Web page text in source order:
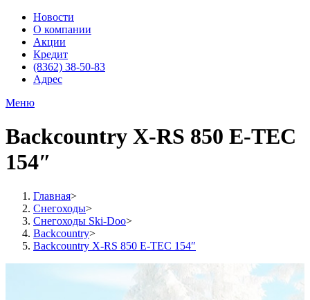
Новости
О компании
Акции
Кредит
(8362) 38-50-83
Адрес
Меню
Backcountry X-RS 850 E-TEC
154″
Главная>
Снегоходы>
Снегоходы Ski-Doo>
Backcountry>
Backcountry X-RS 850 E-TEC 154″